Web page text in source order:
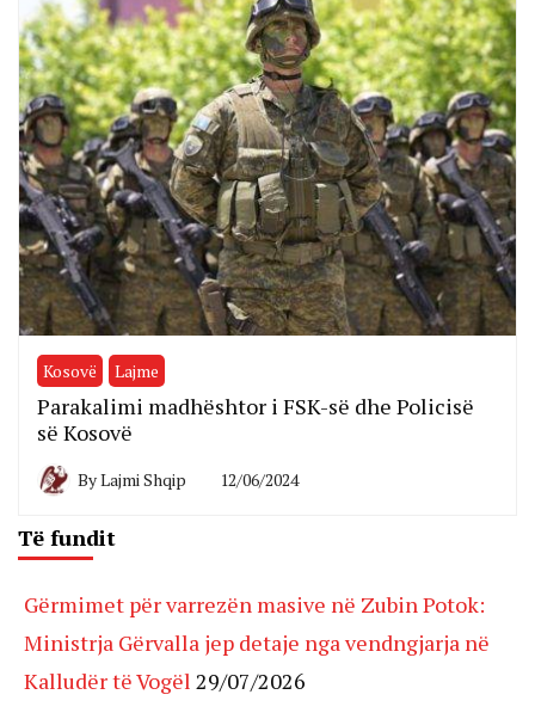
Kosovë Lajme
Parakalimi madhështor i FSK-së dhe Policisë
së Kosovë
ByLajmi Shqip 12/06/2024
Të fundit
Gërmimet për varrezën masive në Zubin Potok:
Ministrja Gërvalla jep detaje nga vendngjarja në
Kalludër të Vogël 29/07/2026